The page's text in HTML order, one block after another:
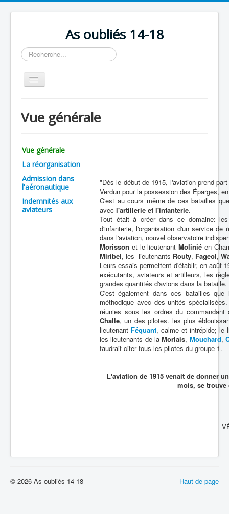
As oubliés 14-18
Rechercher
Basculer
la
Chronologie
Organisation
Avions
Personnels
Formation
Vue générale
Vue générale
La réorganisation
Admission dans
l'aéronautique
Indemnités aux
aviateurs
"Dès le début de 1915, l'aviation prend
Verdun pour la possession des Éparges,
C'est au cours même de ces batailles
avec l'artillerie et l'infanterie.
Tout était à créer dans ce domaine:
d'infanterie, l'organisation d'un service de
dans l'aviation, nouvel observatoire
Morisson et le lieutenantMolinié en
Miribel, les lieutenants Routy, Fageol,
Leurs essais permettent d'établir, en août
exécutants, aviateurs et artilleurs, les
grandes quantités d'avions dans la bataille.
C'est également dans ces batailles
méthodique avec des unités
réunies sous les ordres du
Challe, un des pilotes. les plus
lieutenant Féquant, calme et intrépide; le
les lieutenants de laMorIais, Mouchard,
faudrait citer tous les pilotes du groupe 1.
L'aviation de 1915 venait de donner
mois, se trouve
Haut de page
© 2026 As oubliés 14-18